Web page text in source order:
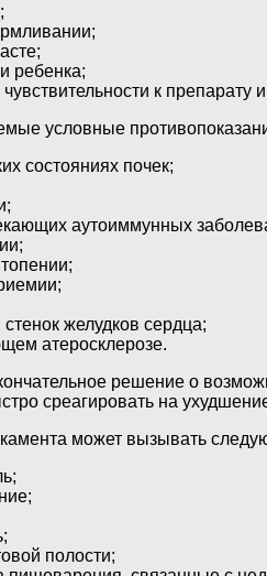
ребенка;
к препарату
условные
состояниях почек;
аутоиммунных
желудков сердца;
атеросклерозе.
решение о
среагировать на
может вызывать
полости;